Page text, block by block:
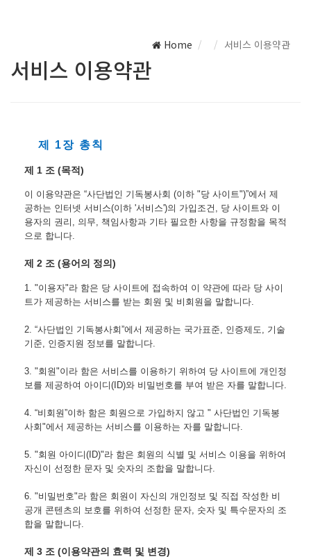
Home 서비스 이용약관
서비스 이용약관
제 1장 총칙
제 1 조 (목적)
이 이용약관은 “사단법인 기독봉사회 (이하 "당 사이트")”에서 제
공하는 인터넷 서비스(이하 '서비스')의 가입조건, 당 사이트와 이
용자의 권리, 의무, 책임사항과 기타 필요한 사항을 규정함을 목적
으로 합니다.
제 2 조 (용어의 정의)
1. "이용자"라 함은 당 사이트에 접속하여 이 약관에 따라 당 사이
트가 제공하는 서비스를 받는 회원 및 비회원을 말합니다.
2. “사단법인 기독봉사회”에서 제공하는 국가표준, 인증제도, 기술
기준, 인증지원 정보를 말합니다.
3. "회원"이라 함은 서비스를 이용하기 위하여 당 사이트에 개인정
보를 제공하여 아이디(ID)와 비밀번호를 부여 받은 자를 말합니다.
4. “비회원”이하 함은 회원으로 가입하지 않고 " 사단법인 기독봉
사회"에서 제공하는 서비스를 이용하는 자를 말합니다.
5. "회원 아이디(ID)"라 함은 회원의 식별 및 서비스 이용을 위하여
자신이 선정한 문자 및 숫자의 조합을 말합니다.
6. "비밀번호"라 함은 회원이 자신의 개인정보 및 직접 작성한 비
공개 콘텐츠의 보호를 위하여 선정한 문자, 숫자 및 특수문자의 조
합을 말합니다.
제 3 조 (이용약관의 효력 및 변경)